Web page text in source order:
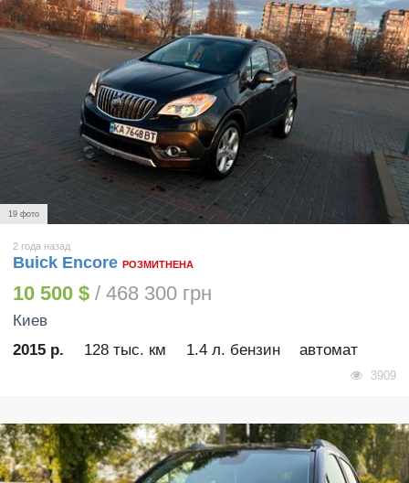
19 фото
2 года назад
Buick Encore РОЗМИТНЕНА
10 500 $ / 468 300 грн
Киев
2015 р.
128 тыс. км 1.4 л. бензин автомат
3909